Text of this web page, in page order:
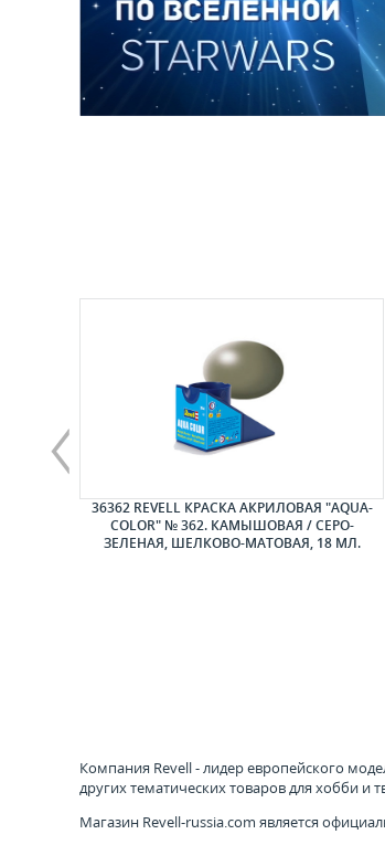
36362 REVELL КРАСКА АКРИЛОВАЯ "AQUA-
COLOR" № 362. КАМЫШОВАЯ / СЕРО-
ЗЕЛЕНАЯ, ШЕЛКОВО-МАТОВАЯ, 18 МЛ.
Компания Revell - лидер европейского
других тематических товаров для хобби и
Магазин Revell-russia.com является